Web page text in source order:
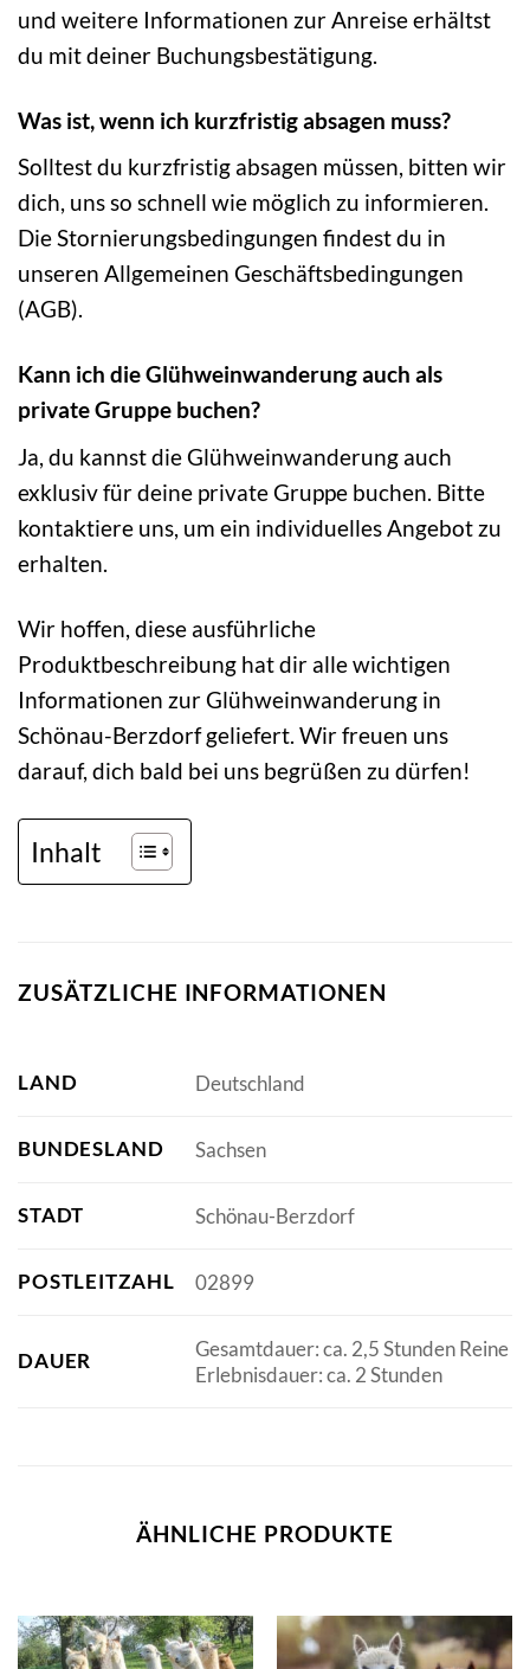
und weitere Informationen zur Anreise erhältst
du mit deiner Buchungsbestätigung.
Was ist, wenn ich kurzfristig absagen muss?
Solltest du kurzfristig absagen müssen, bitten wir
dich, uns so schnell wie möglich zu informieren.
Die Stornierungsbedingungen findest du in
unseren Allgemeinen Geschäftsbedingungen
(AGB).
Kann ich die Glühweinwanderung auch als
private Gruppe buchen?
Ja, du kannst die Glühweinwanderung auch
exklusiv für deine private Gruppe buchen. Bitte
kontaktiere uns, um ein individuelles Angebot zu
erhalten.
Wir hoffen, diese ausführliche
Produktbeschreibung hat dir alle wichtigen
Informationen zur Glühweinwanderung in
Schönau-Berzdorf geliefert. Wir freuen uns
darauf, dich bald bei uns begrüßen zu dürfen!
Inhalt
ZUSÄTZLICHE INFORMATIONEN
LAND Deutschland
BUNDESLAND Sachsen
STADT Schönau-Berzdorf
POSTLEITZAHL 02899
DAUER
Gesamtdauer: ca. 2,5 Stunden Reine
Erlebnisdauer: ca. 2 Stunden
ÄHNLICHE PRODUKTE